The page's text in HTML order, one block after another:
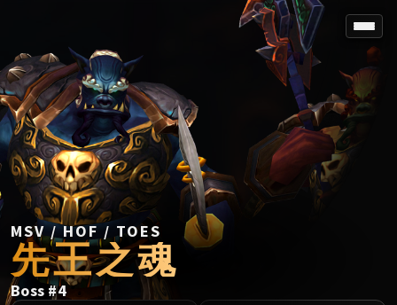
VS / DR / MQD
Imperator Averzian
Vorasius
Vaelgor & Ezzorak
Fallen-King Salhadaar
Lightblinded Vanguard
Crown of the Cosmos
Chimaerus the Undreamt God
Belo'ren, Child of Al'ar
MSV / HOF / TOES
先王之魂
Boss#4